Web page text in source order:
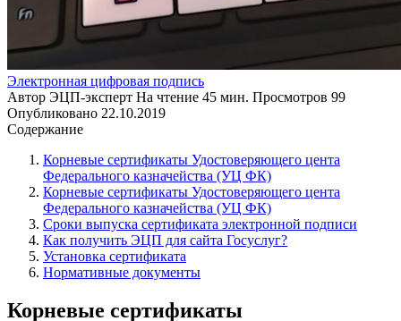
Электронная цифровая подпись
Автор ЭЦП-эксперт На чтение 45 мин. Просмотров 99
Опубликовано 22.10.2019
Содержание
Корневые сертификаты Удостоверяющего цента
Федерального казначейства (УЦ ФК)
Корневые сертификаты Удостоверяющего цента
Федерального казначейства (УЦ ФК)
Сроки выпуска сертификата электронной подписи
Как получить ЭЦП для сайта Госуслуг?
Установка сертификата
Нормативные документы
Корневые сертификаты